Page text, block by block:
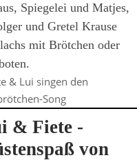
Spiegelei und Matjes,
und Gretel Krause
mit Brötchen oder
& Fiete -
von